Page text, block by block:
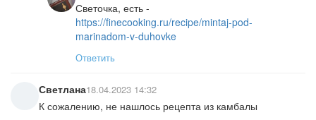
Светочка, есть -
https://finecooking.ru/recipe/mintaj-pod-
marinadom-v-duhovke
Ответить
Светлана18.04.2023 14:32
К сожалению, не нашлось рецепта из камбалы